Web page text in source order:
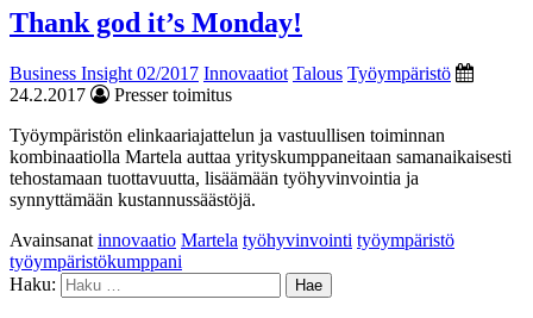
Thank god it’s Monday!
Business Insight 02/2017 Innovaatiot Talous Työympäristö
24.2.2017
Presser toimitus
Työympäristön elinkaariajattelun ja vastuullisen toiminnan
kombinaatiolla Martela auttaa yrityskumppaneitaan samanaikaisesti
tehostamaan tuottavuutta, lisäämään työhyvinvointia ja
synnyttämään kustannussäästöjä.
Avainsanat innovaatio Martela työhyvinvointi työympäristö
työympäristökumppani
Haku: